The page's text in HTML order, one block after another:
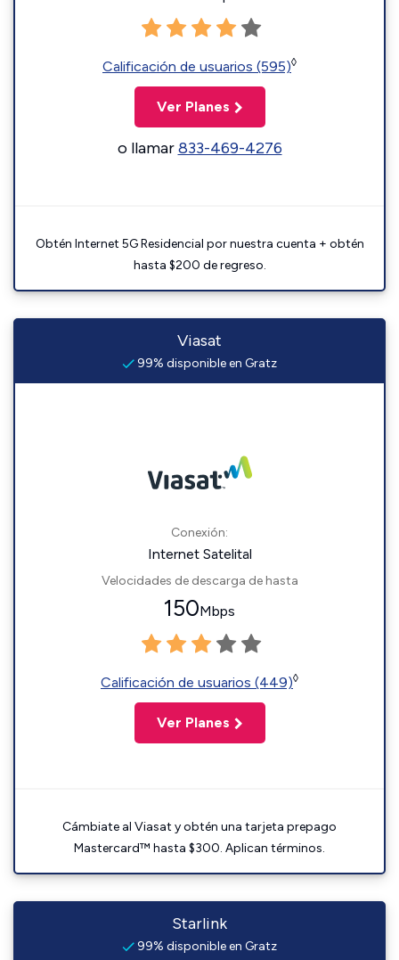
Calificación de usuarios (595)◊
Ver Planes
o llamar833-469-4276
Obtén Internet 5G Residencial por nuestra cuenta + obtén
hasta $200 de regreso.
Viasat
99% disponible en Gratz
Conexión:
Internet Satelital
Velocidades de descarga de hasta
150Mbps
Calificación de usuarios (449)◊
Ver Planes
Cámbiate al Viasat y obtén una tarjeta prepago
Mastercard™ hasta $300. Aplican términos.
Starlink
99% disponible en Gratz